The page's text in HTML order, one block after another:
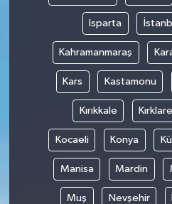
Isparta
Kahramanmaraş
Kars Kastamonu
Kırıkkale
Kocaeli Konya
Manisa Mardin
Muş Nevşehir